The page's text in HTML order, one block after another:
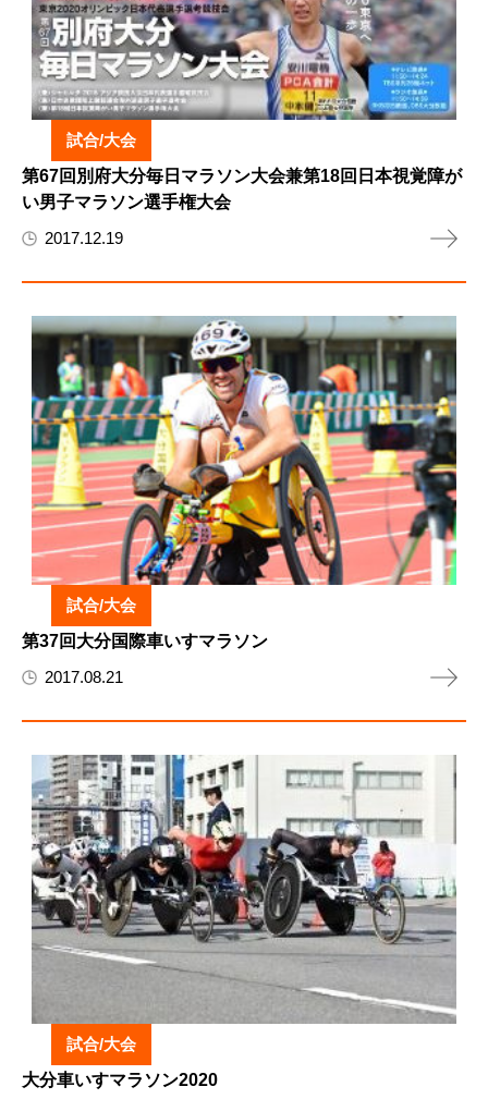
試合/大会
第67回別府大分毎日マラソン大会兼第18回日本視覚障が
い男子マラソン選手権大会
2017.12.19
試合/大会
第37回大分国際車いすマラソン
2017.08.21
試合/大会
大分車いすマラソン2020